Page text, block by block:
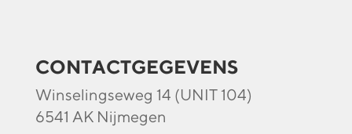
CONTACTGEGEVENS
Winselingseweg 14 (UNIT 104)
6541 AK Nijmegen